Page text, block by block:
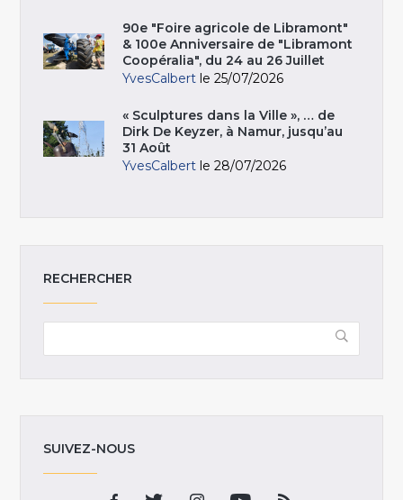
90e "Foire agricole de Libramont"
& 100e Anniversaire de "Libramont
Coopéralia", du 24 au 26 Juillet
YvesCalbert le 25/07/2026
« Sculptures dans la Ville », … de
Dirk De Keyzer, à Namur, jusqu’au
31 Août
YvesCalbert le 28/07/2026
RECHERCHER
SUIVEZ-NOUS